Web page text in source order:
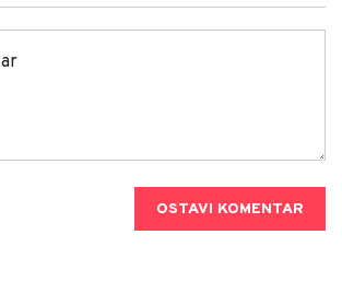
OSTAVI KOMENTAR